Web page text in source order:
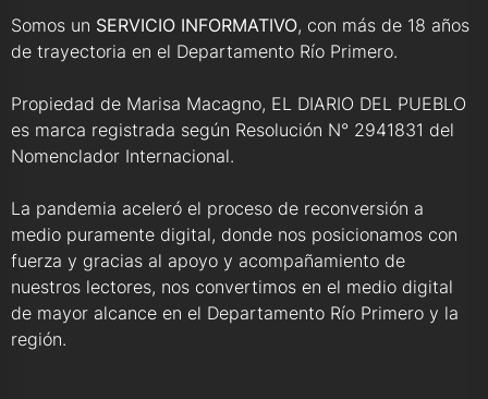
Somos un SERVICIO INFORMATIVO, con más de 18 años
de trayectoria en el Departamento Río Primero.
Propiedad de Marisa Macagno, EL DIARIO DEL PUEBLO
es marca registrada según Resolución N° 2941831 del
Nomenclador Internacional.
La pandemia aceleró el proceso de reconversión a
medio puramente digital, donde nos posicionamos con
fuerza y gracias al apoyo y acompañamiento de
nuestros lectores, nos convertimos en el medio digital
de mayor alcance en el Departamento Río Primero y la
región.